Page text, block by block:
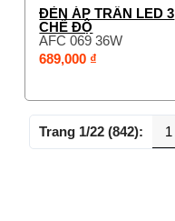
ĐÈN ÁP TRẦN LED 3
CHẾ ĐỘ
AFC 069 36W
689,000 ₫
Trang 1/22 (842): 1